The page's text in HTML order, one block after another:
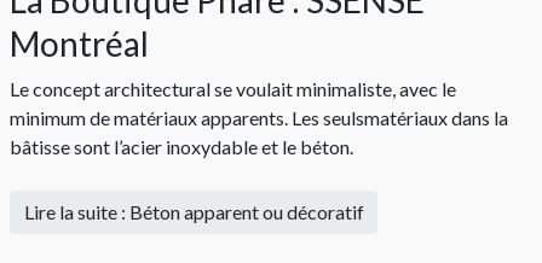
Montréal
Le concept architectural se voulait minimaliste, avec le
minimum de matériaux apparents. Les seulsmatériaux dans la
bâtisse sont l’acier inoxydable et le béton.
Lire la suite : Béton apparent ou décoratif